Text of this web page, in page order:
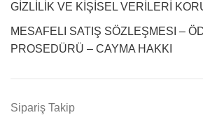
GİZLİLİK VE KİŞİSEL VERİLERİ
MESAFELI SATIŞ SÖZLEŞMESI –
PROSEDÜRÜ – CAYMA HAKKI
Sipariş Takip